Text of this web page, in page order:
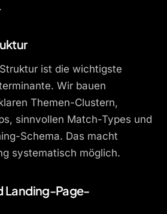
ist die wichtigste
Wir bauen
Themen-Clustern,
sinnvollen Match-Types und
Schema. Das macht
systematisch möglich.
Landing-Page-